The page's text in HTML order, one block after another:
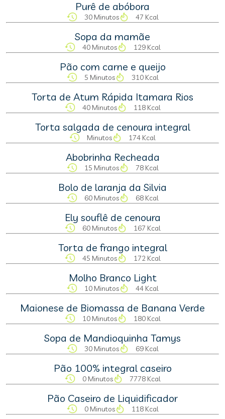
Purê de abóbora
30 Minutos 47 Kcal
Sopa da mamãe
40 Minutos 129 Kcal
Pão com carne e queijo
5 Minutos 310 Kcal
Torta de Atum Rápida Itamara Rios
40 Minutos 118 Kcal
Torta salgada de cenoura integral
Minutos 174 Kcal
Abobrinha Recheada
15 Minutos 78 Kcal
Bolo de laranja da Silvia
60 Minutos 68 Kcal
Ely souflê de cenoura
60 Minutos 167 Kcal
Torta de frango integral
45 Minutos 172 Kcal
Molho Branco Light
10 Minutos 44 Kcal
Maionese de Biomassa de Banana Verde
10 Minutos 180 Kcal
Sopa de Mandioquinha Tamys
30 Minutos 69 Kcal
Pão 100% integral caseiro
0 Minutos 7778 Kcal
Pão Caseiro de Liquidificador
0 Minutos 118 Kcal